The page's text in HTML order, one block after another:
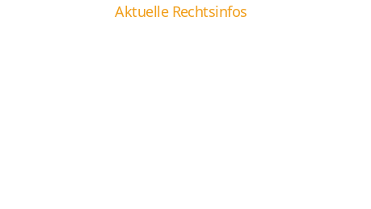
Aktuelle Rechtsinfos